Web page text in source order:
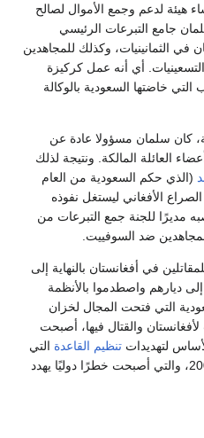
هيئة لدعم وجمع الأموال لصالح
جامع التبرعات الرئيسي
في الثمانينيات، وكذلك للمجاهدين
أي أنه عمل كركيزة
خاضتها السعودية بالوكالة
كان سلمان مسؤولا عادة عن
العائلة المالكة. ونتيجة لذلك
(الذي حكم السعودية من العام
أثناء فترة الصراع الأفغاني ليستغل نفوذه
مديرًا للجنة جمع التبرعات من
ضد السوفييت.
في أفغانستان بالنهاية إلى
ديارهم واصطدموا بالأنظمة
التي فتحت المجال لخزان
والقتال فيها، أصبحت
لتهديدات تنظيم القاعدة التي
تنامت في التسعينات وما بعد الـ2000، والتي أصبحت خطرًا دوليًا يهدد